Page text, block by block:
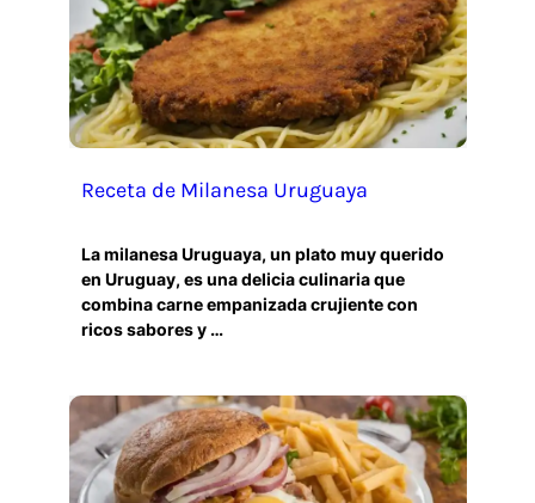
Receta de Milanesa Uruguaya
La milanesa Uruguaya, un plato muy querido
en Uruguay, es una delicia culinaria que
combina carne empanizada crujiente con
ricos sabores y …